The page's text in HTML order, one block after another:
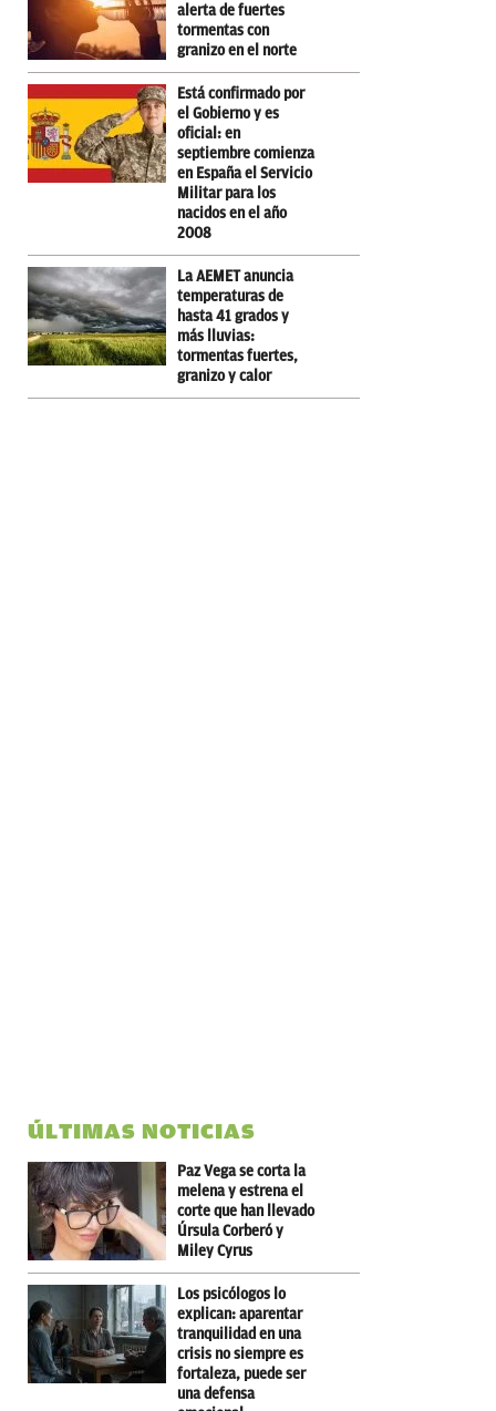
alerta de fuertes
tormentas con
granizo en el norte
Está confirmado por
el Gobierno y es
oficial: en
septiembre comienza
en España el Servicio
Militar para los
nacidos en el año
2008
La AEMET anuncia
temperaturas de
hasta 41 grados y
más lluvias:
tormentas fuertes,
granizo y calor
ÚLTIMAS NOTICIAS
Paz Vega se corta la
melena y estrena el
corte que han llevado
Úrsula Corberó y
Miley Cyrus
Los psicólogos lo
explican: aparentar
tranquilidad en una
crisis no siempre es
fortaleza, puede ser
una defensa